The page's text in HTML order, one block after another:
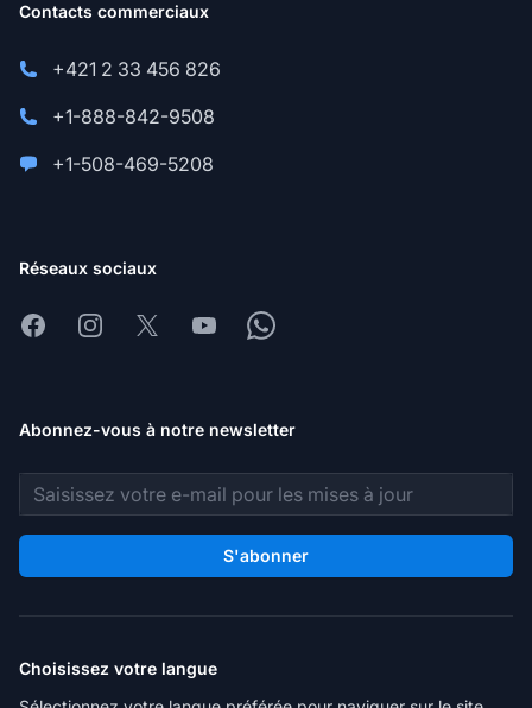
Contacts commerciaux
+421 2 33 456 826
+1-888-842-9508
+1-508-469-5208
Réseaux sociaux
FacebookInstagram
X YoutubeWhatsapp
Abonnez-vous à notre newsletter
Adresse e-mail
S'abonner
Choisissez votre langue